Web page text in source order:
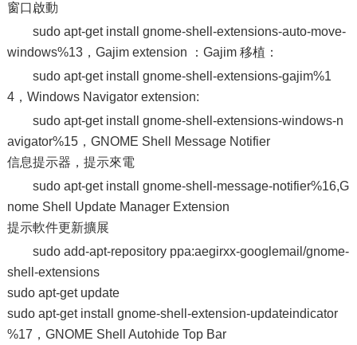
窗口啟動
sudo apt-get install gnome-shell-extensions-auto-move-
windows%13，Gajim extension ：Gajim 移植：
sudo apt-get install gnome-shell-extensions-gajim%1
4，Windows Navigator extension:
sudo apt-get install gnome-shell-extensions-windows-n
avigator%15，GNOME Shell Message Notifier
信息提示器，提示來電
sudo apt-get install gnome-shell-message-notifier%16,G
nome Shell Update Manager Extension
提示軟件更新擴展
sudo add-apt-repository ppa:aegirxx-googlemail/gnome-
shell-extensions
sudo apt-get update
sudo apt-get install gnome-shell-extension-updateindicator
%17，GNOME Shell Autohide Top Bar